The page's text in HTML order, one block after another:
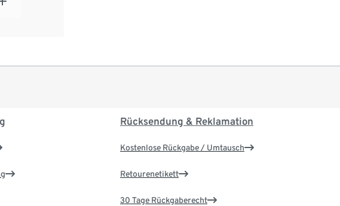
Rücksendung & Reklamation
Kostenlose Rückgabe / Umtausch
Retourenetikett
30 Tage Rückgaberecht